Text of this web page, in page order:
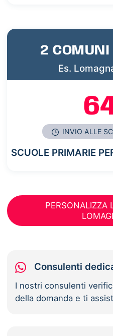
2 COMUNI
Es.
INVIO ALLE
SCUOLE PRIMARIE
PERSONALIZZA
Consulenti
I nostri consulenti
della domanda e ti